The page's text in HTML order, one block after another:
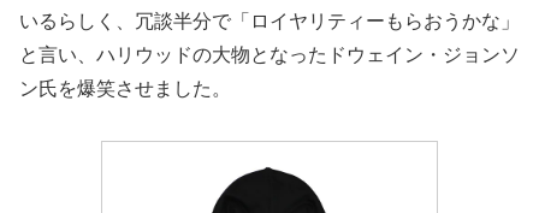
いるらしく、冗談半分で「ロイヤリティーもらおうかな」
と言い、ハリウッドの大物となったドウェイン・ジョンソ
ン氏を爆笑させました。